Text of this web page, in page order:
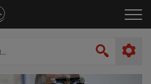
le